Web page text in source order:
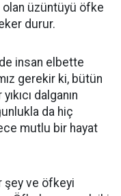
üzüntüyü öfke
durur.
insan elbette
gerekir ki, bütün
dalganın
da hiç
mutlu bir hayat
şey ve öfkeyi